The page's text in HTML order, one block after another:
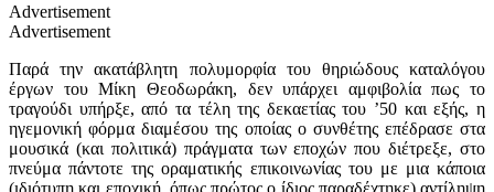
Advertisement
Advertisement
Παρά την ακατάβλητη πολυμορφία του θηριώδους καταλόγου
έργων του Μίκη Θεοδωράκη, δεν υπάρχει αμφιβολία πως το
τραγούδι υπήρξε, από τα τέλη της δεκαετίας του ’50 και εξής, η
ηγεμονική φόρμα διαμέσου της οποίας ο συνθέτης επέδρασε στα
μουσικά (και πολιτικά) πράγματα των εποχών που διέτρεξε, στο
πνεύμα πάντοτε της οραματικής επικοινωνίας του με μια κάποια
(ιδιότυπη και εποχική, όπως πρώτος ο ίδιος παραδέχτηκε) αντίληψη